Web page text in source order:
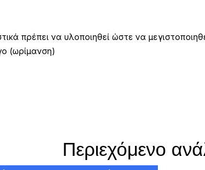
πρέπει να υλοποιηθεί ώστε να
(ωρίμανση)
Περιεχόμενο